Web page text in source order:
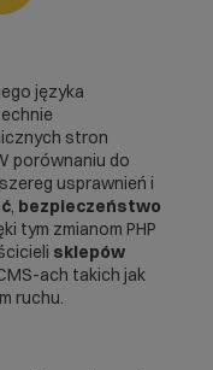
języka
stron
porównaniu do
usprawnień i
, bezpieczeństwo
tym zmianom PHP
sklepów
ach takich jak
ruchu.